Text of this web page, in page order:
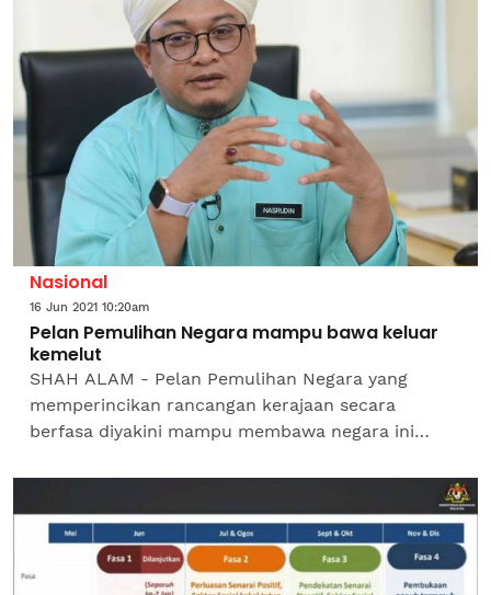
Nasional
16 Jun 2021 10:20am
Pelan Pemulihan Negara mampu bawa keluar
kemelut
SHAH ALAM - Pelan Pemulihan Negara yang
memperincikan rancangan kerajaan secara
berfasa diyakini mampu membawa negara ini
Covid-19. Yang Dipertua Yayasan...